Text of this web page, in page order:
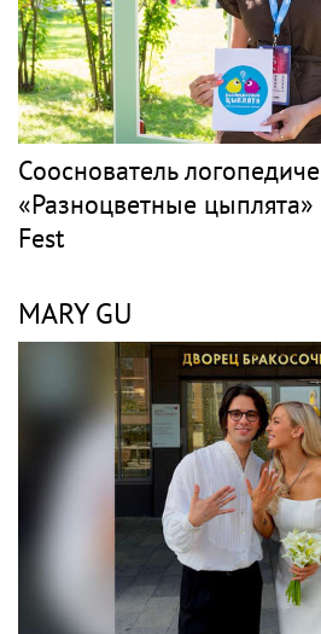
Сооснователь
«Разноцветные
Fest
MARY GU